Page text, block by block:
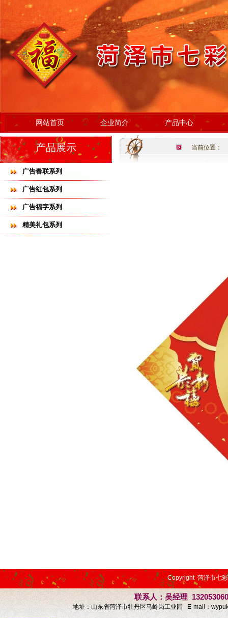
网站首页 企业简介 产品中心
产品展示
广告春联系列
广告红包系列
广告福字系列
精美礼包系列
当前位置：
Copyright 菏泽市七
联系人：吴经理
地址：山东省菏泽市牡丹区马岭岗工业园 E-mail：